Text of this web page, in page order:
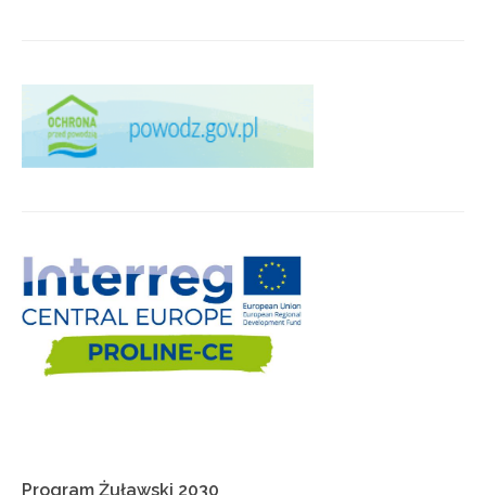
Program Żuławski 2030